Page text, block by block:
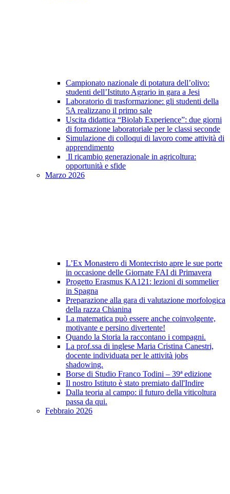
Campionato nazionale di potatura dell’olivo:
studenti dell’Istituto Agrario in gara a Jesi
Laboratorio di trasformazione: gli studenti della
5A realizzano il primo sale
Uscita didattica “Biolab Experience”: due giorni
di formazione laboratoriale per le classi seconde
Simulazione di colloqui di lavoro come attività di
apprendimento
Il ricambio generazionale in agricoltura:
opportunità e sfide
Marzo 2026
L’Ex Monastero di Montecristo apre le sue porte
in occasione delle Giornate FAI di Primavera
Progetto Erasmus KA121: lezioni di sommelier
in Spagna
Preparazione alla gara di valutazione morfologica
della razza Chianina
La matematica può essere anche coinvolgente,
motivante e persino divertente!
Quando la Storia la raccontano i compagni.
La prof.ssa di inglese Maria Cristina Canestri,
docente individuata per le attività jobs
shadowing.
Borse di Studio Franco Todini – 39ª edizione
Il nostro Istituto è stato premiato dall'Indire
Dalla teoria al campo: il futuro della viticoltura
passa da qui.
Febbraio 2026